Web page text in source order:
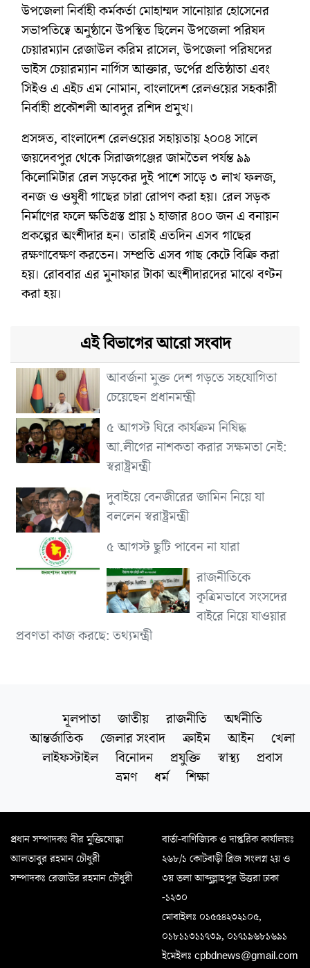
উপজেলা নির্বাহী কর্মকর্তা মোহাম্মদ সানোয়ার হোসেনের
সভাপতিত্বে অনুষ্ঠানে উপস্থিত ছিলেন উপজেলা পরিষদ
চেয়ারম্যান রেজাউল করিম রাসেল, উপজেলা পরিষদের
ভাইস চেয়ারম্যান নার্গিস আক্তার, ডর্পের প্রতিষ্ঠাতা এবং
সিইও এ এইচ এম নোমান, বাংলাদেশ রেলওয়ের সহকারী
নির্বাহী প্রকৌশলী আবদুর রশিদ প্রমুখ।
প্রসঙ্গত, বাংলাদেশ রেলওয়ের সহায়তায় ২০০৪ সালে
জয়দেবপুর থেকে সিরাজগঞ্জের জামতৈল পর্যন্ত ৯৯
কিলোমিটার রেল সড়কের দুই পাশে সাড়ে ৩ লাখ ফলজ,
বনজ ও ওষুধী গাছের চারা রোপণ করা হয়। রেল সড়ক
নির্মাণের ফলে ক্ষতিগ্রস্ত প্রায় ১ হাজার ৪০০ জন এ বনায়ন
প্রকল্পের অংশীদার হন। তারাই এতদিন এসব গাছের
রক্ষণাবেক্ষণ করতেন। সম্প্রতি এসব গাছ কেটে বিক্রি করা
হয়। রোববার এর মুনাফার টাকা অংশীদারদের মাঝে বণ্টন
করা হয়।
এই বিভাগের আরো সংবাদ
আবর্জনা মুক্ত দেশ গড়তে সহযোগিতা
চেয়েছেন প্রধানমন্ত্রী
৫ আগস্ট ঘিরে কার্যক্রম নিষিদ্ধ
আ.লীগের নাশকতা করার সক্ষমতা নেই:
স্বরাষ্ট্রমন্ত্রী
দুবাইয়ে বেনজীরের জামিন নিয়ে যা
বললেন স্বরাষ্ট্রমন্ত্রী
৫ আগস্ট ছুটি পাবেন না যারা
রাজনীতিকে
কৃত্রিমভাবে সংসদের
বাইরে নিয়ে যাওয়ার
প্রবণতা কাজ করছে: তথ্যমন্ত্রী
মূলপাতা জাতীয় রাজনীতি
অর্থনীতি
আন্তর্জাতিক
জেলার সংবাদ ক্রাইম আইন
খেলা
লাইফস্টাইল
বিনোদন প্রযুক্তি স্বাস্থ্য
প্রবাস
ভ্রমণ
ধর্ম শিক্ষা
প্রধান সম্পাদকঃ বীর মুক্তিযোদ্ধা
আলতাবুর রহমান চৌধুরী
সম্পাদকঃ রেজাউর রহমান চৌধুরী
বার্তা-বাণিজ্যিক ও দাপ্তরিক কার্যালয়ঃ
২৬৮/১ কোটবাড়ী ব্রিজ সংলগ্ন ২য় ও
৩য় তলা আব্দুল্লাহপুর উত্তরা ঢাকা
-১২৩০
মোবাইলঃ ০১৫৫৪২৩২১০৫,
০১৮১১৩১১৭৩৯, ০১৭১৯৬৮১৬৯১
ইমেইলঃ cpbdnews@gmail.com